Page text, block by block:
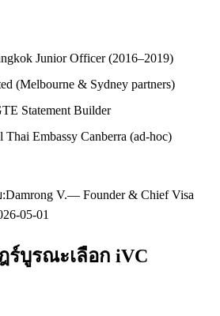
Junior Officer (2016–2019)
(Melbourne & Sydney partners)
Statement Builder
Embassy Canberra (ad-hoc)
Damrong V.— Founder & Chief Visa
05-01
ร์บูรณะเลือก iVC